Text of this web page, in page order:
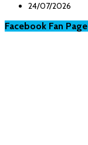
24/07/2026
Facebook Fan Page